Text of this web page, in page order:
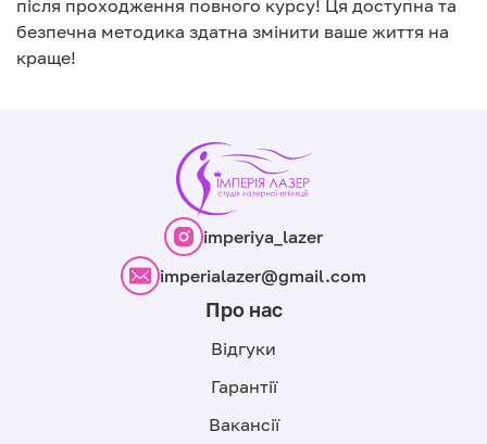
після проходження повного курсу! Ця доступна та
безпечна методика здатна змінити ваше життя на
краще!
imperiya_lazer
imperialazer@gmail.com
Про нас
Відгуки
Гарантії
Вакансії